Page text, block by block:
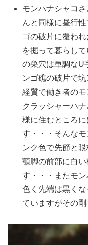
モンハナシャコ
んと同様に昼行
ゴの破片に覆わ
を掘って暮らし
の巣穴は単調なU
ンゴ礁の破片で
経質で働き者のモ
クラッシャーハ
様に住むところ
す・・・そんな
ンク色で先節と
顎脚の前部に白
す・・・またモ
色く先端は黒くな
ていますがその剛